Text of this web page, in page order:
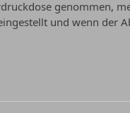
genommen,
und wenn der